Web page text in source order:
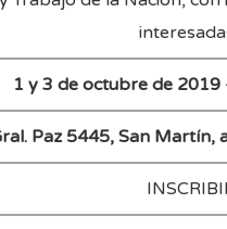
1 y 3 de octubre de 2019
Paz 5445, San Martín,